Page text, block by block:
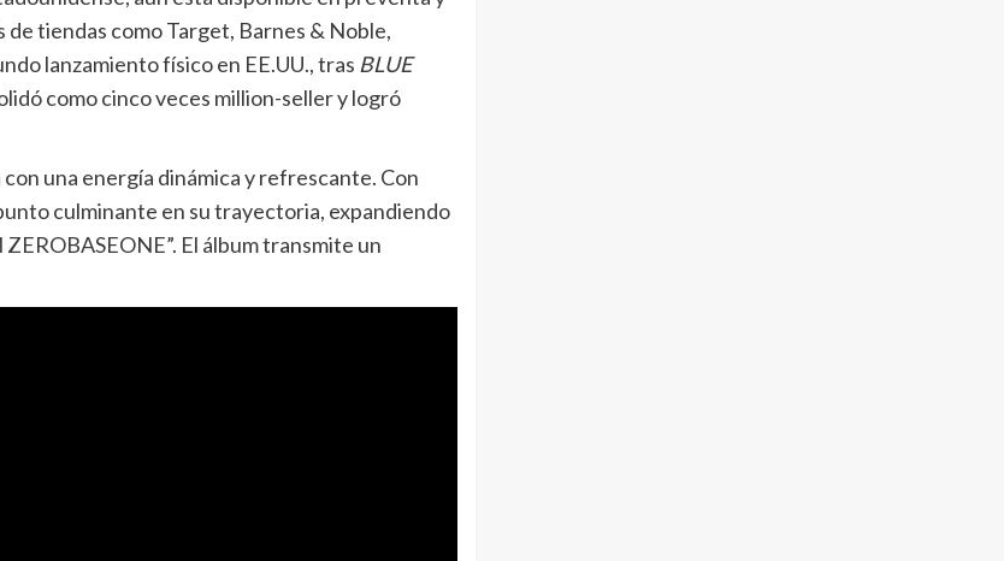
de tiendas como Target, Barnes & Noble,
lanzamiento físico en EE.UU., tras BLUE
como cinco veces million-seller y logró
una energía dinámica y refrescante. Con
culminante en su trayectoria, expandiendo
El álbum transmite un